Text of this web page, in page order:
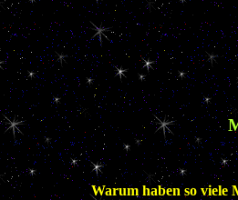
Warum haben so viele